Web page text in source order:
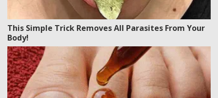
This Simple Trick Removes All Parasites From Your
Body!